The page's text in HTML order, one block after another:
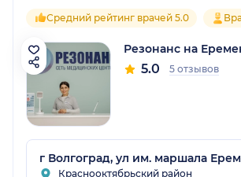
Средний рейтинг врачей 5.0
Резонанс на
5.0 5 отзывов
г Волгоград, ул им. маршала
Краснооктябрьский район